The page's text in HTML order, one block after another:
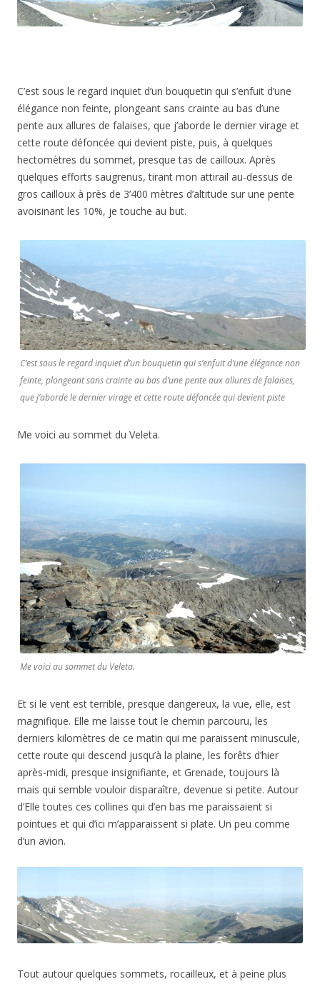
C’est sous le regard inquiet d’un bouquetin qui s’enfuit d’une
élégance non feinte, plongeant sans crainte au bas d’une
pente aux allures de falaises, que j’aborde le dernier virage et
cette route défoncée qui devient piste, puis, à quelques
hectomètres du sommet, presque tas de cailloux. Après
quelques efforts saugrenus, tirant mon attirail au-dessus de
gros cailloux à près de 3’400 mètres d’altitude sur une pente
avoisinant les 10%, je touche au but.
C’est sous le regard inquiet d’un bouquetin qui s’enfuit d’une élégance non
feinte, plongeant sans crainte au bas d’une pente aux allures de falaises,
que j’aborde le dernier virage et cette route défoncée qui devient piste
Me voici au sommet du Veleta.
Me voici au sommet du Veleta.
Et si le vent est terrible, presque dangereux, la vue, elle, est
magnifique. Elle me laisse tout le chemin parcouru, les
derniers kilomètres de ce matin qui me paraissent minuscule,
cette route qui descend jusqu’à la plaine, les forêts d’hier
après-midi, presque insignifiante, et Grenade, toujours là
mais qui semble vouloir disparaître, devenue si petite. Autour
d’Elle toutes ces collines qui d’en bas me paraissaient si
pointues et qui d’ici m’apparaissent si plate. Un peu comme
d’un avion.
Tout autour quelques sommets, rocailleux, et à peine plus